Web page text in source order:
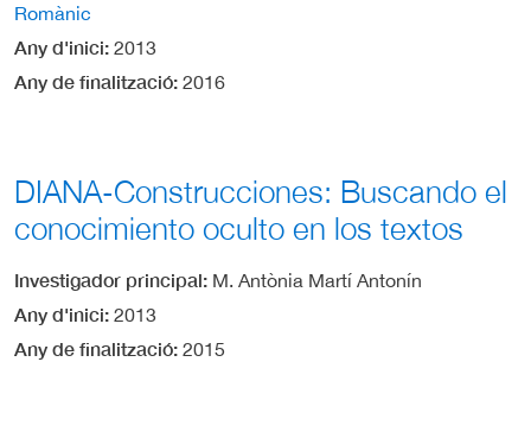
Romànic
Any d'inici 2013
Any de finalització 2016
DIANA-Construcciones: Buscando el
conocimiento oculto en los textos
Investigador principal M. Antònia Martí Antonín
Any d'inici 2013
Any de finalització 2015